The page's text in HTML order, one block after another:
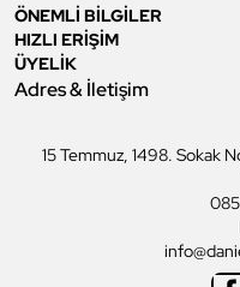
ÖNEMLİ BİLGİLER
HIZLI ERİŞİM
ÜYELİK
Adres & İletişim
15 Temmuz, 1498. Sokak